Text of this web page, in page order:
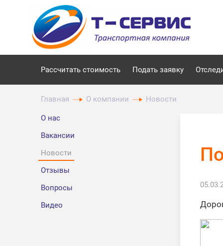
Рассчитать стоимость Подать заявку
Главная О компании Новости
О нас
Вакансии
Новости
Отзывы
Вопросы
Видео